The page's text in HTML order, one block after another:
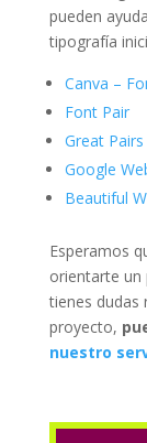
pueden
tipografía
Canva –
Font Pair
Great Pairs
Google
Beautiful
Esperamos
orientarte un
tienes dudas
proyecto,
nuestro